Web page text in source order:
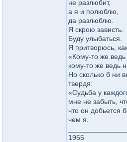
не разлюбит,
а я и полюблю,
да разлюблю.
Я скрою зависть.
Буду улыбаться.
Я притворюсь,
«Кому-то же ведь
кому-то же ведь
Но сколько б ни
твердя:
«Судьба у
мне не забыть,
что он добьется
чем я.
1955